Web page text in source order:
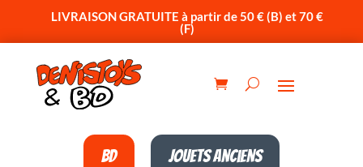
LIVRAISON GRATUITE à partir de 50 € (B) et 70 €
(F)
BD Jouets anciens